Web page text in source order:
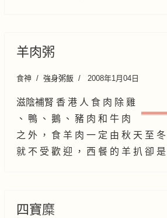
羊肉粥
食神 強身粥飯 2008年1月04日
滋陰補腎 香 港 人 食 肉 除 雞
、 鴨 、 鵝 、 豬 肉 和 牛 肉
之 外 ， 食 羊 肉 一 定 由 秋 天 至
就 不 受 歡 迎 ， 西 餐 的 羊 扒 卻 是
四寶糜